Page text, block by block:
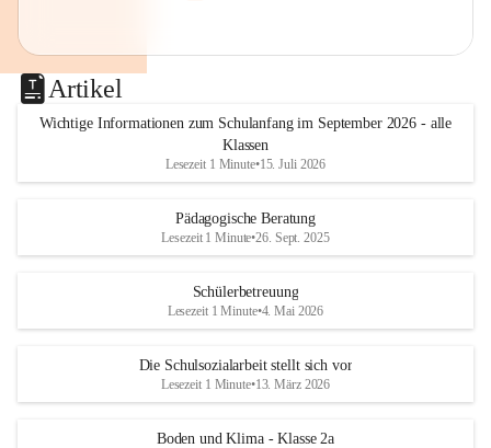
Artikel
Wichtige Informationen zum Schulanfang im September 2026 - alle
Klassen
Lesezeit 1 Minute•15. Juli 2026
Pädagogische Beratung
Lesezeit 1 Minute•26. Sept. 2025
Schülerbetreuung
Lesezeit 1 Minute•4. Mai 2026
Die Schulsozialarbeit stellt sich vor
Lesezeit 1 Minute•13. März 2026
Boden und Klima - Klasse 2a